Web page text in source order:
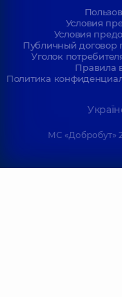
Условия
Условия
Публичный договор
Уголок
Правила
Политика
МС «Добробут»